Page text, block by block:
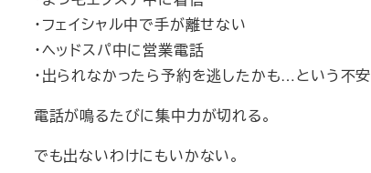
・フェイシャル中で手が離せない
・ヘッドスパ中に営業電話
・出られなかったら予約を逃したかも…という不安
電話が鳴るたびに集中力が切れる。
でも出ないわけにもいかない。